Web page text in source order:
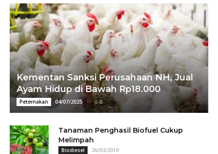
Kementan Sanksi Perusahaan NH, Jual
Ayam Hidup di Bawah Rp18.000
Peternakan 04/07/2025 0
Tanaman Penghasil Biofuel Cukup
Melimpah
Biodiesel 26/03/2019